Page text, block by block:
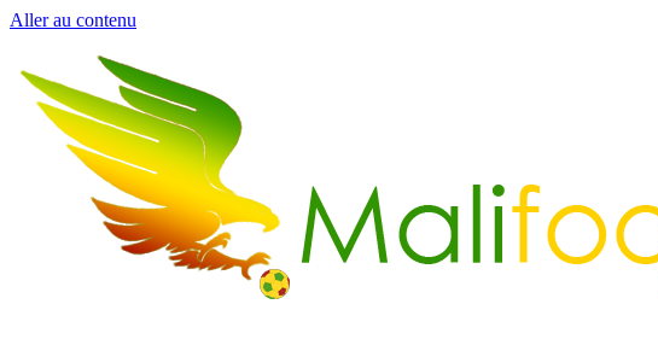
Aller au contenu